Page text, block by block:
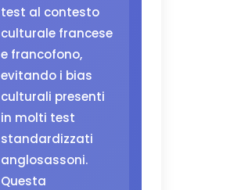
test al contesto
culturale francese
e francofono,
evitando i bias
culturali presenti
in molti test
standardizzati
anglosassoni.
Questa